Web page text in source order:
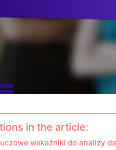
in the article:
wskaźniki do analizy